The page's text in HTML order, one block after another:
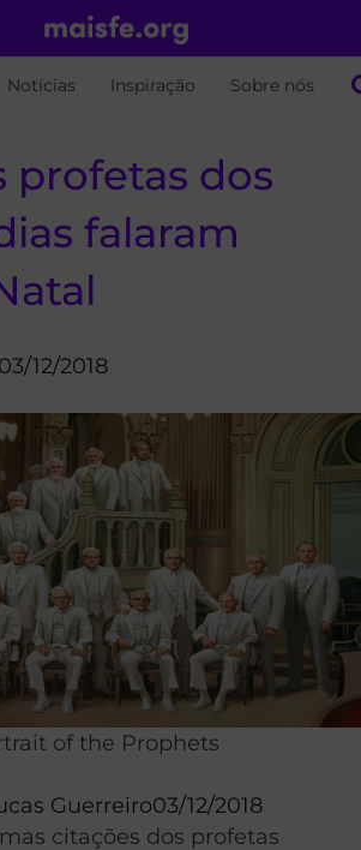
Notícias Inspiração Sobre nós
profetas dos
falaram
03/12/2018
of the Prophets
Guerreiro03/12/2018
citações dos profetas